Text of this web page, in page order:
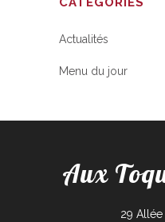
Actualités
Menu du jour
Aux
29